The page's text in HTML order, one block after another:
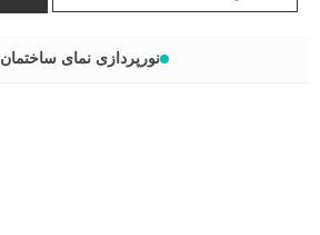
نورپردازی نمای ساختمان